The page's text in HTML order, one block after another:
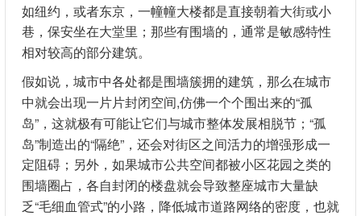
如纽约，或者东京，一幢幢大楼都是直接朝着大街或小
巷，保安坐在大堂里；那些有围墙的，通常是敏感特性
相对较高的部分建筑。
假如说，城市中各处都是围墙簇拥的建筑，那么在城市
中就会出现一片片封闭空间,仿佛一个个围出来的“孤
岛”，这就极有可能让它们与城市整体发展相脱节；“孤
岛”制造出的“隔绝”，还会对街区之间活力的增强形成一
定阻碍；另外，如果城市公共空间都被小区花园之类的
围墙圈占，各自封闭的楼盘就会导致整座城市大量缺
乏“毛细血管式”的小路，降低城市道路网络的密度，也就